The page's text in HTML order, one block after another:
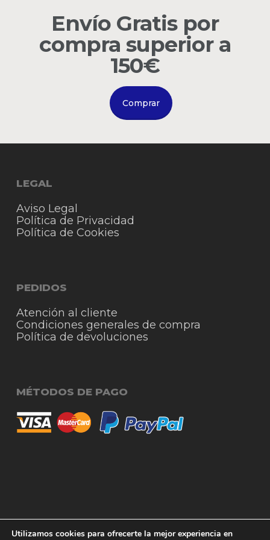
Go to shop
Subtotal: 0,00
Envío Gratis por
compra superior a
150€
Comprar
LEGAL
Aviso Legal
Política de Privacidad
Política de Cookies
PEDIDOS
Atención al cliente
Condiciones generales de compra
Política de devoluciones
MÉTODOS DE PAGO
© 2026 RigmoSur. Proyecto realizado por Grado
Creativo Agencia de Publicidad
Utilizamos cookies para ofrecerte la mejor experiencia en